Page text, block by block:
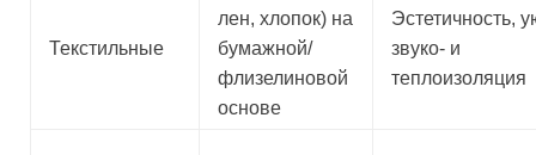
Текстильные
лен, хлопок) на
бумажной/
флизелиновой
основе
Эстетичность,
звуко- и
теплоизоляция